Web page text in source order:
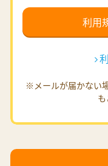
※メールが届かない